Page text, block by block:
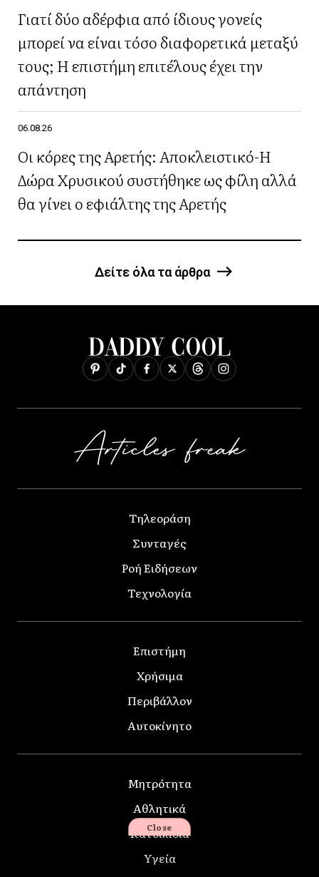
Γιατί δύο αδέρφια από ίδιους γονείς
μπορεί να είναι τόσο διαφορετικά μεταξύ
τους; Η επιστήμη επιτέλους έχει την
απάντηση
06.08.26
Οι κόρες της Αρετής: Αποκλειστικό-Η
Δώρα Χρυσικού συστήθηκε ως φίλη αλλά
θα γίνει ο εφιάλτης της Αρετής
Δείτε όλα τα άρθρα
Τηλεοράση
Συνταγές
Ροή Ειδήσεων
Τεχνολογία
Επιστήμη
Χρήσιμα
Περιβάλλον
Αυτοκίνητο
Μητρότητα
Αθλητικά
Κατοικίδια
Υγεία
Close